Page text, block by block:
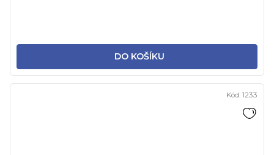
DO KOŠÍKU
Kód: 1233